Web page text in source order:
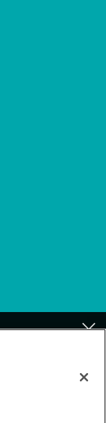
なお客様へ